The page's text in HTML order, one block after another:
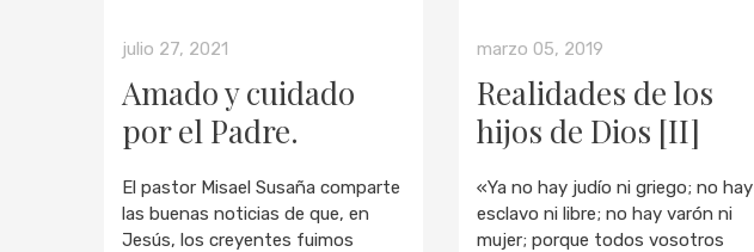
julio 27, 2021
Amado y cuidado
por el Padre.
El pastor Misael Susaña comparte
las buenas noticias de que, en
Jesús, los creyentes fuimos
marzo 05, 2019
Realidades de los
hijos de Dios [II]
«Ya no hay judío ni griego; no hay
esclavo ni libre; no hay varón ni
mujer; porque todos vosotros